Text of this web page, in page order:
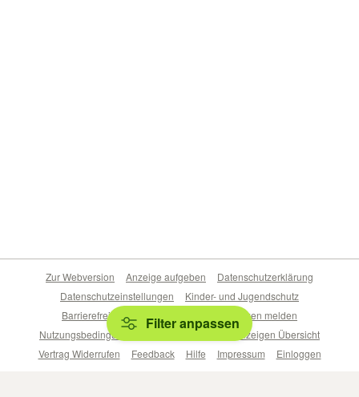
Filter anpassen
Zur Webversion Anzeige aufgeben
Datenschutzerklärung
Datenschutzeinstellungen
Kinder- und Jugendschutz
Barrierefreiheitserklärung
Sicherheitslücken melden
Nutzungsbedingungen
Beliebte Suchen
Anzeigen Übersicht
Vertrag Widerrufen
Feedback Hilfe Impressum Einloggen